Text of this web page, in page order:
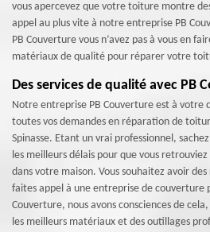
vous apercevez que votre toiture montre
appel au plus vite à notre entreprise PB
PB Couverture vous n’avez pas à vous en
matériaux de qualité pour réparer votre
Des services de qualité avec PB
Notre entreprise PB Couverture est à votre
toutes vos demandes en réparation de
Spinasse. Etant un vrai professionnel,
les meilleurs délais pour que vous
dans votre maison. Vous souhaitez avoir
faites appel à une entreprise de couverture
Couverture, nous avons consciences de
les meilleurs matériaux et des outillages